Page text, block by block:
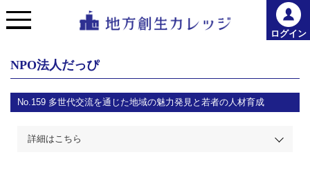
ログイン
NPO法人だっぴ
No.159 多世代交流を通じた地域の魅力発見と若者の人材育成
詳細はこちら